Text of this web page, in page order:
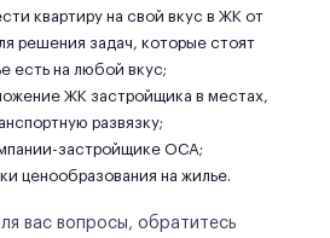
квартиру на свой вкус в ЖК от
решения задач, которые стоят
есть на любой вкус;
ЖК застройщика в местах,
развязку;
застройщике ОСА;
ценообразования на жилье.
вас вопросы, обратитесь